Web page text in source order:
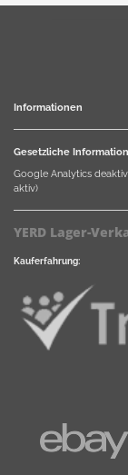
Informationen
Gesetzliche
Google Analytics
aktiv)
YERD Lager-
Kauferfahrung: